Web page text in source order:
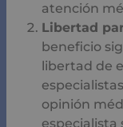
atención
Libertad
beneficio
libertad de
opinión
especialista